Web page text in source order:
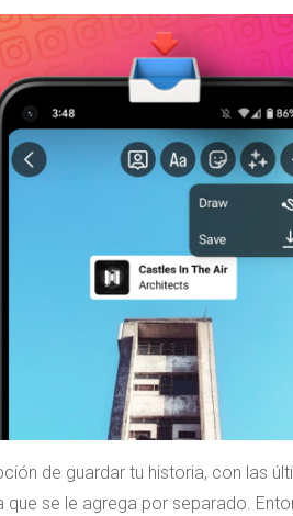
de guardar tu historia, con las
se le agrega por separado.